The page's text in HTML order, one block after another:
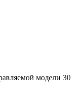
модели 30